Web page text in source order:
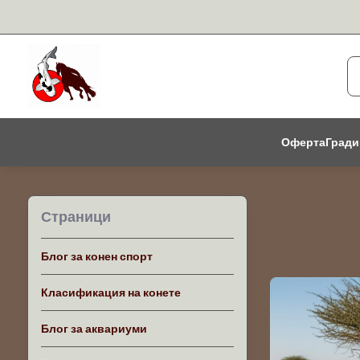
Оферта
Страници
Блог за конен спорт
Класификация на конете
Блог за аквариуми